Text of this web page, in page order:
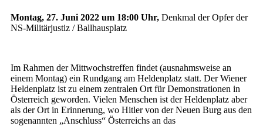
Montag, 27. Juni 2022 um 18:00 Uhr, Denkmal der Opfer der
NS-Militärjustiz / Ballhausplatz
Im Rahmen der Mittwochstreffen findet (ausnahmsweise an
einem Montag) ein Rundgang am Heldenplatz statt. Der Wiener
Heldenplatz ist zu einem zentralen Ort für Demonstrationen in
Österreich geworden. Vielen Menschen ist der Heldenplatz aber
als der Ort in Erinnerung, wo Hitler von der Neuen Burg aus den
sogenannten „Anschluss“ Österreichs an das